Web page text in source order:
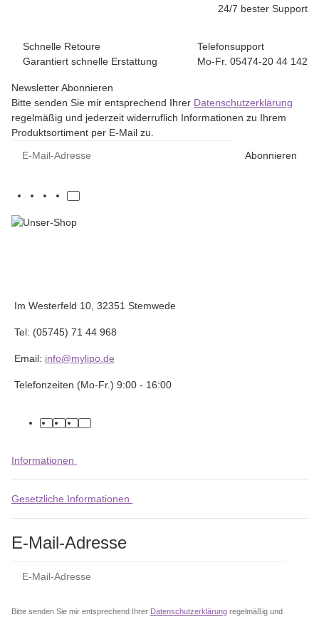
24/7 bester Support
Schnelle Retoure
Garantiert schnelle Erstattung
Telefonsupport
Mo-Fr. 05474-20 44 142
Newsletter Abonnieren
Bitte senden Sie mir entsprechend Ihrer Datenschutzerklärung
regelmäßig und jederzeit widerruflich Informationen zu Ihrem
Produktsortiment per E-Mail zu.
Abonnieren
Im Westerfeld 10, 32351 Stemwede
Tel: (05745) 71 44 968
Email: info@mylipo.de
Telefonzeiten (Mo-Fr.) 9:00 - 16:00
facebook
youtube
instagram
tiktok
Informationen
Gesetzliche Informationen
E-Mail-Adresse
Bitte senden Sie mir entsprechend Ihrer Datenschutzerklärung regelmäßig und